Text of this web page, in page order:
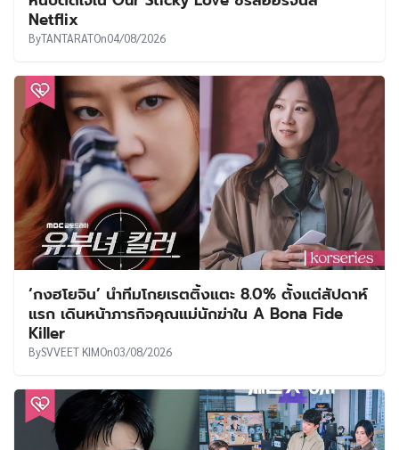
Netflix
ByTANTARATOn04/08/2026
‘กงฮโยจิน’ นำทีมโกยเรตติ้งแตะ 8.0% ตั้งแต่สัปดาห์
แรก เดินหน้าภารกิจคุณแม่นักฆ่าใน A Bona Fide
Killer
BySVVEET KIMOn03/08/2026